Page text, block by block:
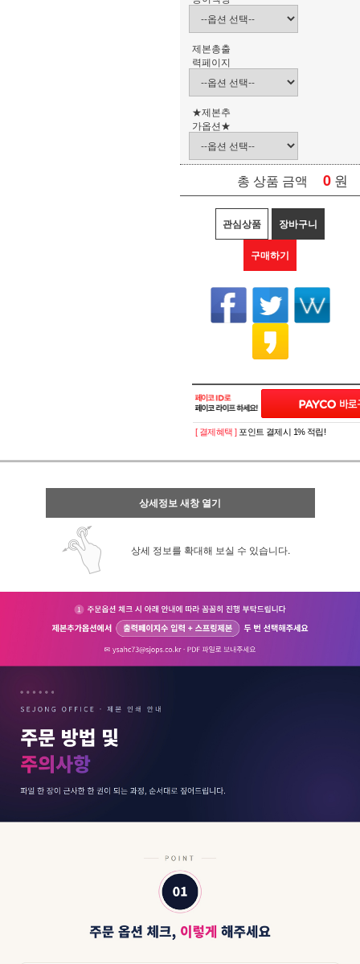
제본총출
력페이지
★제본추
가옵션★
총 상품 금액 0 원
관심상품 장바구니
구매하기
페이코 ID로 페
[ 결제혜택 ] 포인트 결제시 1% 적립!
상세정보 새창 열기
상세 정보를 확대해 보실 수 있습니다.